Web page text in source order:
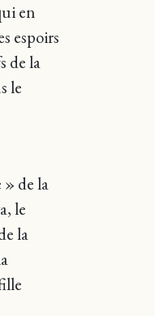
en
espoirs
de la
le
de la
le
la